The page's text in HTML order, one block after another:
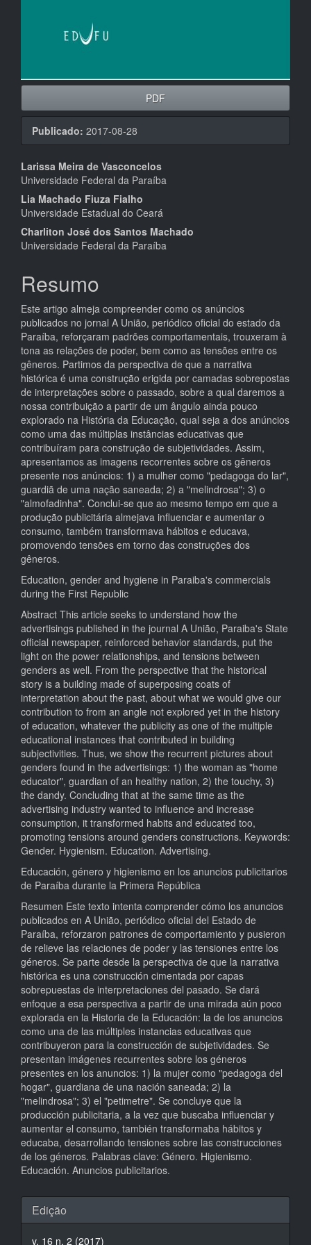
PDF
Publicado: 2017-08-28
Conteúdo
do
artigo
principal
Larissa Meira de Vasconcelos
Universidade Federal da Paraíba
Lia Machado Fiuza Fialho
Universidade Estadual do Ceará
Charliton José dos Santos Machado
Universidade Federal da Paraíba
Resumo
Este artigo almeja compreender como os anúncios
publicados no jornal A União, periódico oficial do estado da
Paraíba, reforçaram padrões comportamentais, trouxeram à
tona as relações de poder, bem como as tensões entre os
gêneros. Partimos da perspectiva de que a narrativa
histórica é uma construção erigida por camadas sobrepostas
de interpretações sobre o passado, sobre a qual daremos a
nossa contribuição a partir de um ângulo ainda pouco
explorado na História da Educação, qual seja a dos anúncios
como uma das múltiplas instâncias educativas que
contribuíram para construção de subjetividades. Assim,
apresentamos as imagens recorrentes sobre os gêneros
presente nos anúncios: 1) a mulher como "pedagoga do lar",
guardiã de uma nação saneada; 2) a "melindrosa"; 3) o
"almofadinha". Conclui-se que ao mesmo tempo em que a
produção publicitária almejava influenciar e aumentar o
consumo, também transformava hábitos e educava,
promovendo tensões em torno das construções dos
gêneros.
Education, gender and hygiene in Paraiba's commercials
during the First Republic
Abstract This article seeks to understand how the
advertisings published in the journal A União, Paraiba's State
official newspaper, reinforced behavior standards, put the
light on the power relationships, and tensions between
genders as well. From the perspective that the historical
story is a building made of superposing coats of
interpretation about the past, about what we would give our
contribution to from an angle not explored yet in the history
of education, whatever the publicity as one of the multiple
educational instances that contributed in building
subjectivities. Thus, we show the recurrent pictures about
genders found in the advertisings: 1) the woman as "home
educator", guardian of an healthy nation, 2) the touchy, 3)
the dandy. Concluding that at the same time as the
advertising industry wanted to influence and increase
consumption, it transformed habits and educated too,
promoting tensions around genders constructions. Keywords:
Gender. Hygienism. Education. Advertising.
Educación, género y higienismo en los anuncios publicitarios
de Paraíba durante la Primera República
Resumen Este texto intenta comprender cómo los anuncios
publicados en A União, periódico oficial del Estado de
Paraíba, reforzaron patrones de comportamiento y pusieron
de relieve las relaciones de poder y las tensiones entre los
géneros. Se parte desde la perspectiva de que la narrativa
histórica es una construcción cimentada por capas
sobrepuestas de interpretaciones del pasado. Se dará
enfoque a esa perspectiva a partir de una mirada aún poco
explorada en la Historia de la Educación: la de los anuncios
como una de las múltiples instancias educativas que
contribuyeron para la construcción de subjetividades. Se
presentan imágenes recurrentes sobre los géneros
presentes en los anuncios: 1) la mujer como "pedagoga del
hogar", guardiana de una nación saneada; 2) la
"melindrosa"; 3) el "petimetre". Se concluye que la
producción publicitaria, a la vez que buscaba influenciar y
aumentar el consumo, también transformaba hábitos y
educaba, desarrollando tensiones sobre las construcciones
de los géneros. Palabras clave: Género. Higienismo.
Educación. Anuncios publicitarios.
Detalhes
do
Edição
v. 16 n. 2 (2017)